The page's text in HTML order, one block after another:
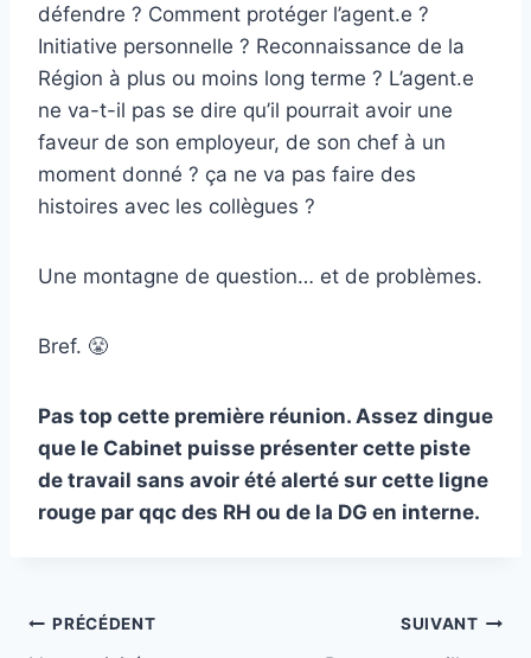
défendre ? Comment protéger l’agent.e ?
Initiative personnelle ? Reconnaissance de la
Région à plus ou moins long terme ? L’agent.e
ne va-t-il pas se dire qu’il pourrait avoir une
faveur de son employeur, de son chef à un
moment donné ? ça ne va pas faire des
histoires avec les collègues ?
Une montagne de question… et de problèmes.
Bref. 😤
Pas top cette première réunion. Assez dingue
que le Cabinet puisse présenter cette piste
de travail sans avoir été alerté sur cette ligne
rouge par qqc des RH ou de la DG en interne.
Navigation
PRÉCÉDENT SUIVANT